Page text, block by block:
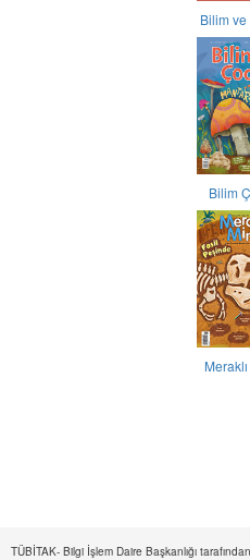
Bilim ve
Bilim
TÜBİTAK- Bilgi İşlem Daire Başkanlığı